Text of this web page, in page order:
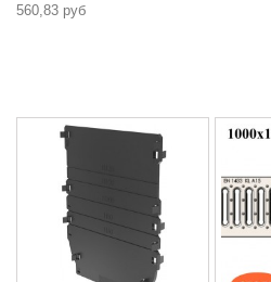
560,83 руб